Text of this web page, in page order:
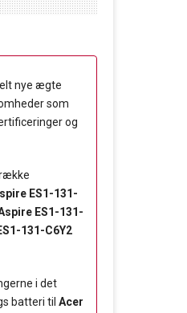
nye ægte
som
og
ES1-131-
ES1-131-
131-C6Y2
i det
batteri til Acer